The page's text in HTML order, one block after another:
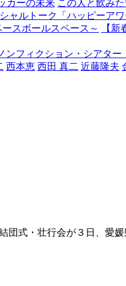
カーの未来 この人と飲み
ャルトーク「ハッピーアワ
スボールスペース～ 【
ンフィクション・シアター
西本恵 西田 真二 近藤隆夫
式・壮行会が３日、愛